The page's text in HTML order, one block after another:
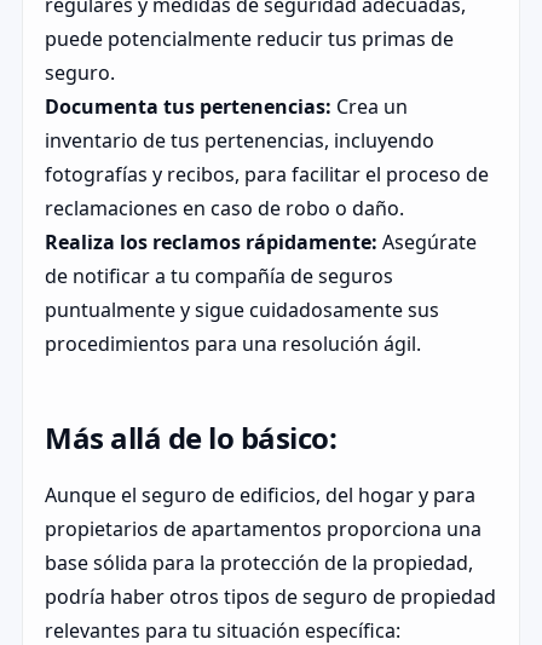
puede potencialmente reducir tus primas de
seguro.
Documenta tus pertenencias: Crea un
inventario de tus pertenencias, incluyendo
fotografías y recibos, para facilitar el proceso de
reclamaciones en caso de robo o daño.
Realiza los reclamos rápidamente: Asegúrate
de notificar a tu compañía de seguros
puntualmente y sigue cuidadosamente sus
procedimientos para una resolución ágil.
Más allá de lo básico:
Aunque el seguro de edificios, del hogar y para
propietarios de apartamentos proporciona una
base sólida para la protección de la propiedad,
podría haber otros tipos de seguro de propiedad
relevantes para tu situación específica: